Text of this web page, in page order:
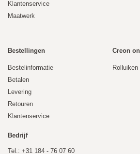
Klantenservice
Maatwerk
Bestellingen
Bestelinformatie
Betalen
Levering
Retouren
Klantenservice
Creon
Rolluiken
Bedrijf
Tel.: +31 184 - 76 07 60